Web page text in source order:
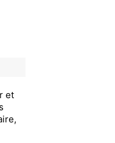
et